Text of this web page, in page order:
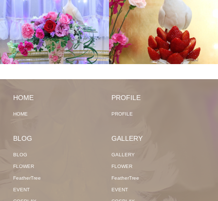
HOME
HOME
PROFILE
PROFILE
BLOG
BLOG
FLOWER
FeatherTree
EVENT
GALLERY
GALLERY
FLOWER
FeatherTree
EVENT